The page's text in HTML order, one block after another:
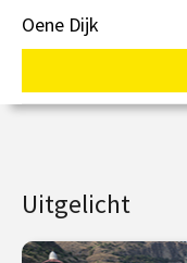
Oene Dijk
Uitgelicht